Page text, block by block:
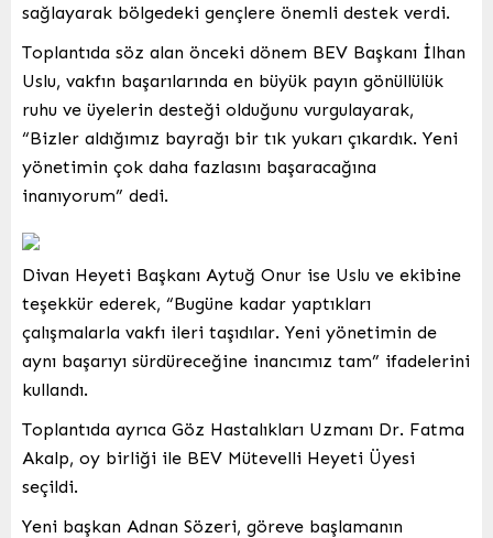
sağlayarak bölgedeki gençlere önemli destek verdi.
Toplantıda söz alan önceki dönem BEV Başkanı İlhan
Uslu, vakfın başarılarında en büyük payın gönüllülük
ruhu ve üyelerin desteği olduğunu vurgulayarak,
“Bizler aldığımız bayrağı bir tık yukarı çıkardık. Yeni
yönetimin çok daha fazlasını başaracağına
inanıyorum” dedi.
Divan Heyeti Başkanı Aytuğ Onur ise Uslu ve ekibine
teşekkür ederek, “Bugüne kadar yaptıkları
çalışmalarla vakfı ileri taşıdılar. Yeni yönetimin de
aynı başarıyı sürdüreceğine inancımız tam” ifadelerini
kullandı.
Toplantıda ayrıca Göz Hastalıkları Uzmanı Dr. Fatma
Akalp, oy birliği ile BEV Mütevelli Heyeti Üyesi
seçildi.
Yeni başkan Adnan Sözeri, göreve başlamanın